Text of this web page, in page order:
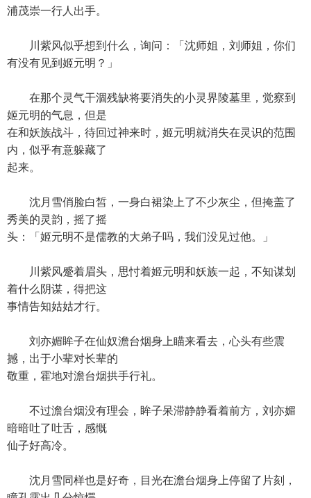
浦茂崇一行人出手。
川紫风似乎想到什么，询问：「沈师姐，刘师姐，你们
有没有见到姬元明？」
在那个灵气干涸残缺将要消失的小灵界陵墓里，觉察到
姬元明的气息，但是
在和妖族战斗，待回过神来时，姬元明就消失在灵识的范围
内，似乎有意躲藏了
起来。
沈月雪俏脸白皙，一身白裙染上了不少灰尘，但掩盖了
秀美的灵韵，摇了摇
头：「姬元明不是儒教的大弟子吗，我们没见过他。」
川紫风蹙着眉头，思忖着姬元明和妖族一起，不知谋划
着什么阴谋，得把这
事情告知姑姑才行。
刘亦媚眸子在仙奴澹台烟身上瞄来看去，心头有些震
撼，出于小辈对长辈的
敬重，霍地对澹台烟拱手行礼。
不过澹台烟没有理会，眸子呆滞静静看着前方，刘亦媚
暗暗吐了吐舌，感慨
仙子好高冷。
沈月雪同样也是好奇，目光在澹台烟身上停留了片刻，